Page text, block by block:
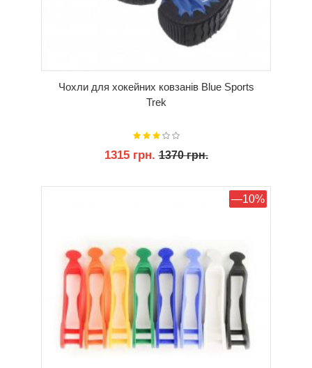
Чохли для хокейних ковзанів Blue Sports
Trek
1315 грн.1370 грн.
—10%